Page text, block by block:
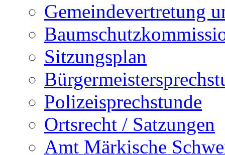
Gemeindevertretung
Sitzungsplan
Polizeisprechstunde
Ortsrecht / Satzungen
Amt Märkische